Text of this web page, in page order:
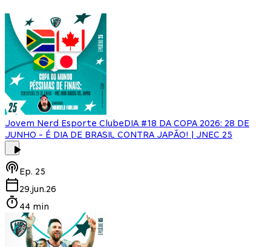
Jovem Nerd Esporte ClubeDIA #18 DA COPA 2026: 28 DE
JUNHO - É DIA DE BRASIL CONTRA JAPÃO! | JNEC 25
Ep. 25
29.jun.26
44 min